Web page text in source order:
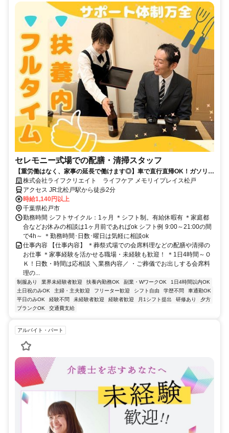
セレモニー式場での配膳・清掃スタッフ
【重労働はなく、家事の延長で働けます◎】車で直行直帰OK！ガソリン
代も支給します！／1日4h～OK！扶養内勤務やプライベート考慮のお休
みも◎／社会保険完備／年齢不問・経験不問／未経験の方も大歓迎／主
婦（夫）活躍中／ブランクや職場復帰にもオススメ
株式会社ライフクリエイト ライフケア メモリイプレイス松戸
アクセス JR北松戸駅から徒歩2分
時給1,140円以上
千葉県松戸市
勤務時間 シフトサイクル：1ヶ月 ＊シフト制。有給休暇有 ＊家庭都
合などお休みの相談は1ヶ月前であればok シフト例 9:00～21:00の間
で4h～ ＊勤務時間･日数･曜日は気軽に相談ok
仕事内容 【仕事内容】 ＊葬祭式場での会席料理などの配膳や清掃の
お仕事 ＊家事経験を活かせる職場・未経験も歓迎！ ＊1日4時間～Ｏ
Ｋ！日数・時間は応相談 ＼業務内容／ ・ご葬儀でお出しする会席料
理の...
制服あり 業界未経験者歓迎 扶養内勤務OK 副業・WワークOK
1日4時間以内OK
土日祝のみOK
主婦・主夫歓迎 フリーター歓迎 シフト自由 学歴不問
車通勤OK
平日のみOK
経験不問 未経験者歓迎 経験者歓迎 月1シフト提出 研修あり
夕方
ブランクOK
交通費支給
アルバイト・パート